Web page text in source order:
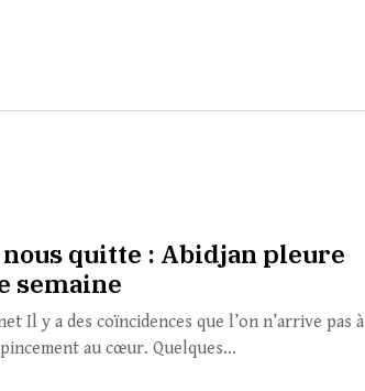
quitte : Abidjan pleure
semaine
Il y a des coïncidences que l’on n’arrive pas à
au cœur. Quelques...